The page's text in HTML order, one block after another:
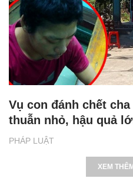
PHÁP LUẬT
Vụ con đánh chết
thuẫn nhỏ, hậu quả
XEM